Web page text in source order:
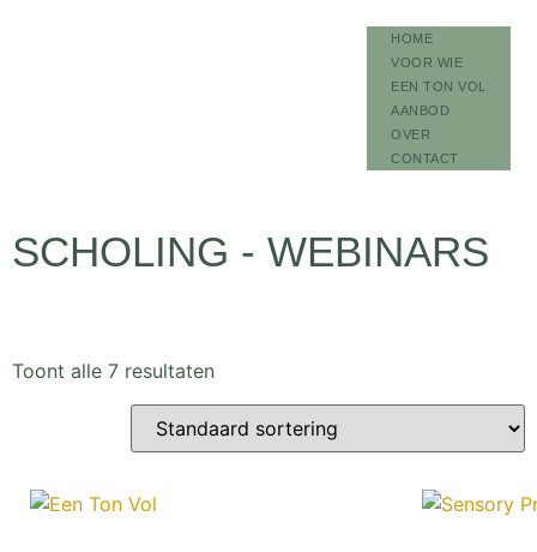
HOME
VOOR WIE
EEN TON VOL
AANBOD
OVER
CONTACT
SCHOLING - WEBINARS
Toont alle 7 resultaten